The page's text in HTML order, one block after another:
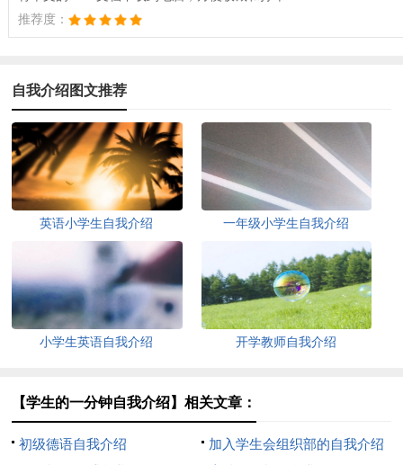
推荐度：
自我介绍图文推荐
英语小学生自我介绍 一年级小学生自我介绍
小学生英语自我介绍 开学教师自我介绍
【学生的一分钟自我介绍】相关文章：
初级德语自我介绍
加入学生会组织部的自我介绍